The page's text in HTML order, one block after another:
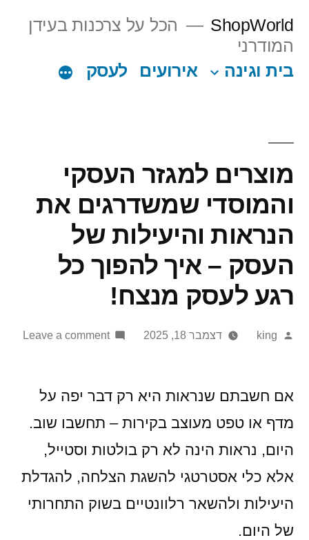
content
ShopWorld
הכל על צרכנות בעידן
המודרני
בית וגינה
אירועים לעסק
מוצרים למגזר העסקי
והמוסדי שמשדרגים את
הנראות והיעילות של
העסק – איך להפוך כל
רגע לעסק מנצח!
Posted
king דצמבר 18, 2025 Leave a comment
אם חשבתם שנראות היא רק דבר יפה על
מדף או טפט מעוצב בקירות – תחשבו שוב.
היום, נראות הינה לא רק בולטות וסטייל,
אלא כלי אסטרטגי להשגת הצלחה, להגדלת
היעילות ולהשאר רלוונטיים בשוק התחרותי
של היום.